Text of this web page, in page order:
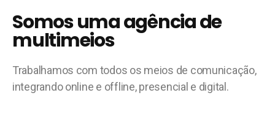
Somos uma agência de
multimeios
Trabalhamos com todos os meios de comunicação,
integrando online e offline, presencial e digital.